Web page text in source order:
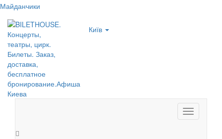
Майданчики
Київ
Toggle
navigation